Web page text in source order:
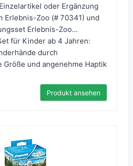
oder Ergänzung
Erlebnis-Zoo (# 70341) und
Erlebnis-Zoo...
für Kinder ab 4 Jahren:
durch
Größe und angenehme Haptik
Produkt ansehen